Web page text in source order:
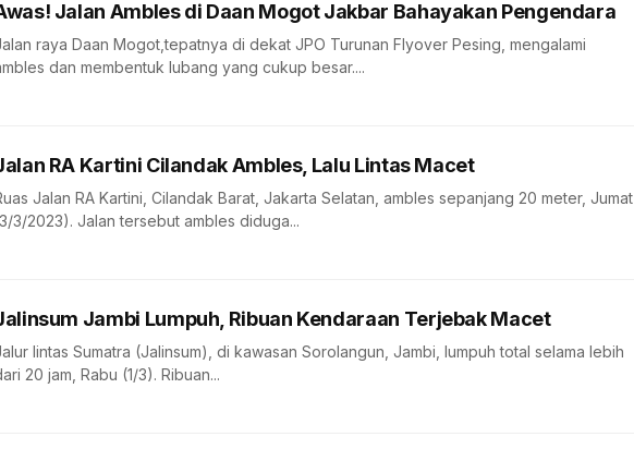
Jalan Ambles di Daan Mogot Jakbar Bahayakan Pengendara
raya Daan Mogot,tepatnya di dekat JPO Turunan Flyover Pesing, mengalami
dan membentuk lubang yang cukup besar....
RA Kartini Cilandak Ambles, Lalu Lintas Macet
Jalan RA Kartini, Cilandak Barat, Jakarta Selatan, ambles sepanjang 20 meter, Jumat
3/2023). Jalan tersebut ambles diduga...
Jambi Lumpuh, Ribuan Kendaraan Terjebak Macet
lintas Sumatra (Jalinsum), di kawasan Sorolangun, Jambi, lumpuh total selama lebih
20 jam, Rabu (1/3). Ribuan...